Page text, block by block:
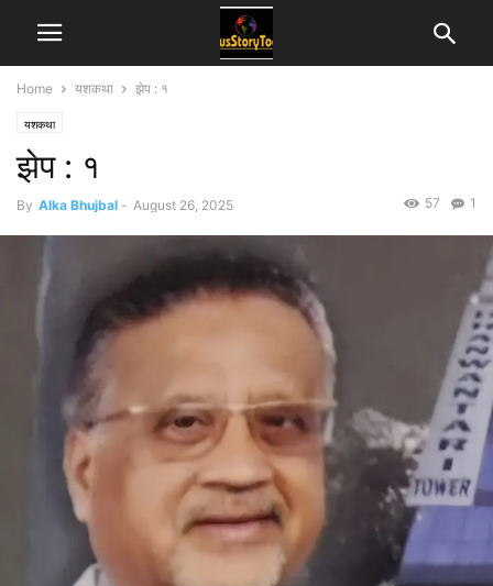
Home यशकथा झेप : १
यशकथा
झेप : १
By Alka Bhujbal - August 26, 2025 1
57